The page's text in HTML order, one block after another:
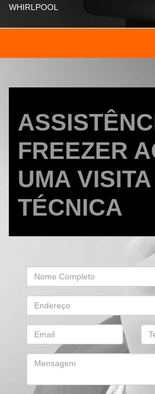
WHIRLPOOL
FREEZER
UMA VISITA
TÉCNICA